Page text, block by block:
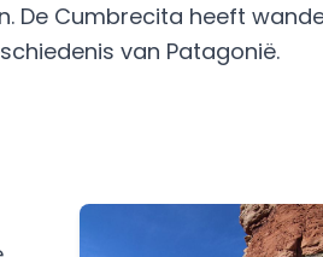
De Cumbrecita heeft
van Patagonië.